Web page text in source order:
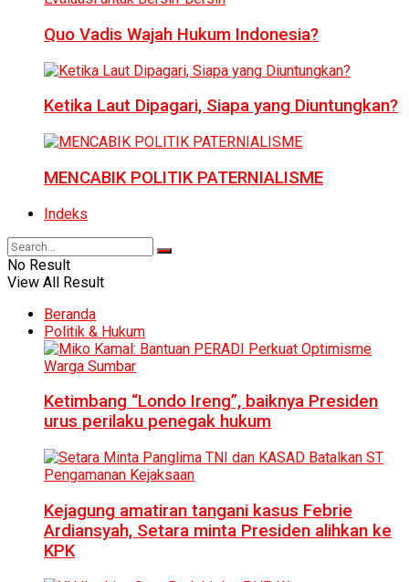
Quo Vadis Wajah Hukum Indonesia?
Ketika Laut Dipagari, Siapa yang Diuntungkan?
MENCABIK POLITIK PATERNIALISME
Indeks
No Result
View All Result
Beranda
Politik & Hukum
Ketimbang “Londo Ireng”, baiknya Presiden
urus perilaku penegak hukum
Kejagung amatiran tangani kasus Febrie
Ardiansyah, Setara minta Presiden alihkan ke
KPK